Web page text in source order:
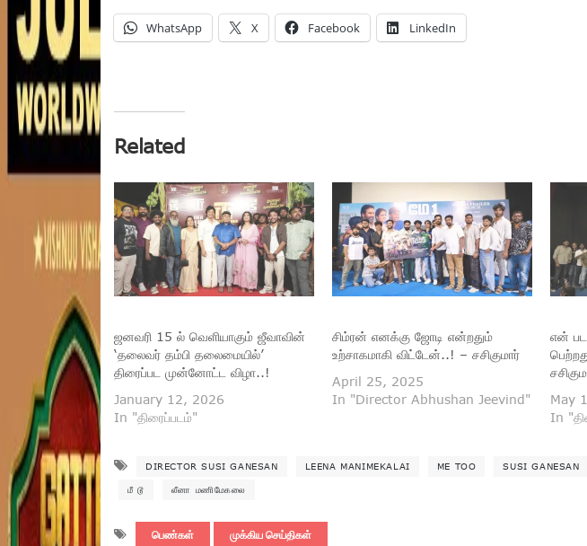
WhatsApp X Facebook LinkedIn
Related
ஜனவரி 15 ல் வெளியாகும் ஜீவாவின்
‘தலைவர் தம்பி தலைமையில்’
திரைப்பட முன்னோட்ட விழா..!
January 12, 2026
In "திரைப்படம்"
சிம்ரன் எனக்கு ஜோடி என்றதும்
உற்சாகமாகி விட்டேன்..! – சசிகுமார்
April 25, 2025
In "Director Abhushan Jeevind"
என்
May
In
DIRECTOR SUSI GANESAN LEENA MANIMEKALAI ME TOO SUSI GANESAN
மீ டூ லீனா மணிமேகலை
பெண்கள் முக்கிய செய்திகள்